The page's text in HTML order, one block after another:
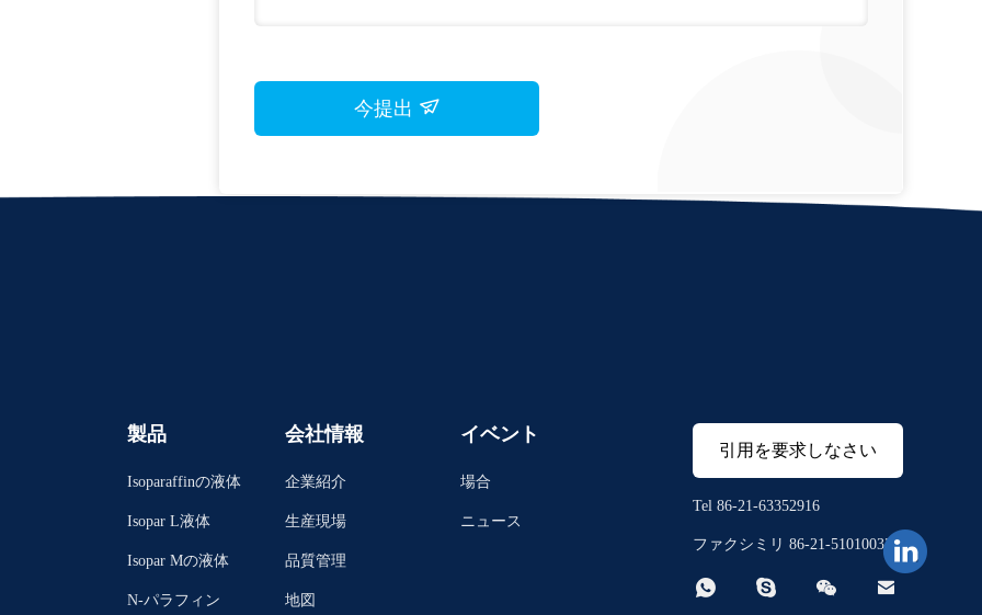
今提出
製品
Isoparaffinの液体
Isopar L液体
Isopar Mの液体
N-パラフィン
会社情報
企業紹介
生産現場
品質管理
地図
イベント
場合
ニュース
引用を要求しなさい
Tel 86-21-63352916
ファクシミリ 86-21-51010033
   